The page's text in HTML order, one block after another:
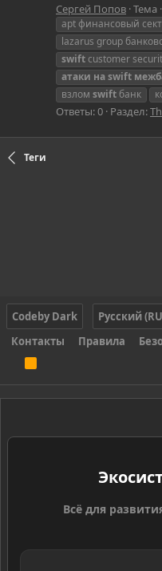
Сергей Попов Тема
apt финансовый
lazarus group
swiftcustomer
атаки наswift
взлом swift банк
Ответы: 0 Раздел:
Теги
Codeby Dark
Русский
Контакты
Правила
S
Всё для